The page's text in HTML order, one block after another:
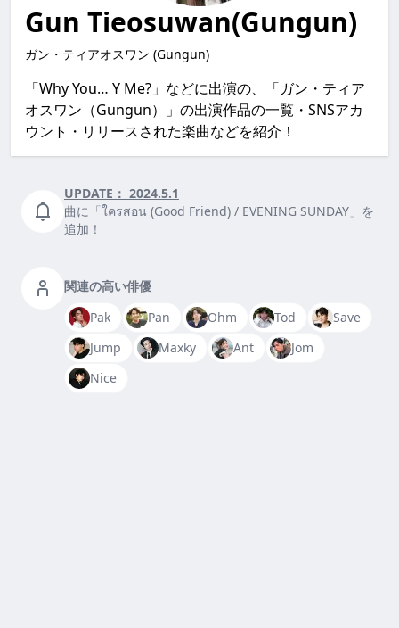
Gun Tieosuwan(Gungun)
ガン・ティアオスワン (Gungun)
「Why You… Y Me?」などに出演の、「ガン・ティア
オスワン（Gungun）」の出演作品の一覧・SNSアカ
ウント・リリースされた楽曲などを紹介！
UPDATE： 2024.5.1
曲に「ใครสอน (Good Friend) / EVENING SUNDAY」を
追加！
関連の高い俳優
Pak
Pan Ohm Tod
Save
Jump
Maxky Ant
Jom
Nice